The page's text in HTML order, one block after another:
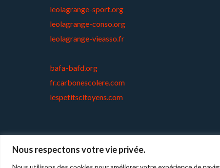
Nous respectons votre vie privée.
leolagrange-sport.org
leolagrange-conso.org
leolagrange-vieasso.fr
bafa-bafd.org
fr.carbonescolere.com
lespetitscitoyens.com
Copyright © 2026